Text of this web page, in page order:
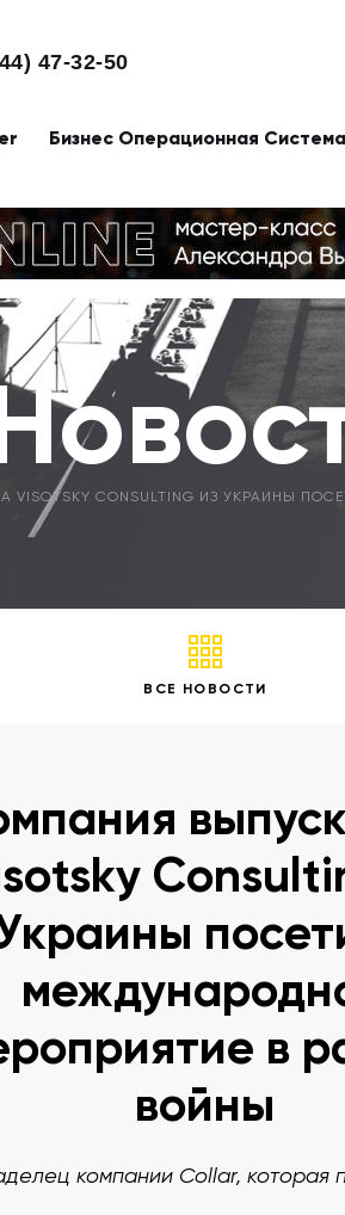
47-32-50
Бизнес Операционная Система
CONSULTING ИЗ УКРАИНЫ
ВСЕ НОВОСТИ
в
войны
компании Collar, которая